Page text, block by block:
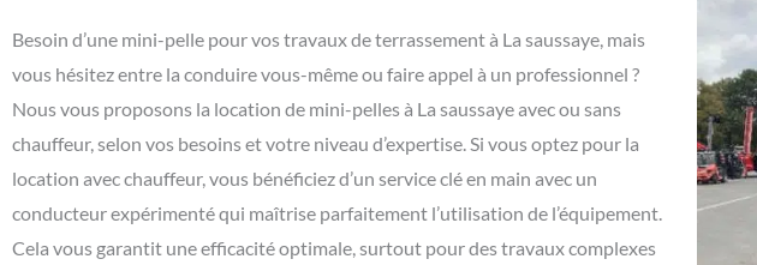
Besoin d’une mini-pelle pour vos travaux de terrassement à La saussaye, mais
vous hésitez entre la conduire vous-même ou faire appel à un professionnel ?
Nous vous proposons la location de mini-pelles à La saussaye avec ou sans
chauffeur, selon vos besoins et votre niveau d’expertise. Si vous optez pour la
location avec chauffeur, vous bénéficiez d’un service clé en main avec un
conducteur expérimenté qui maîtrise parfaitement l’utilisation de l’équipement.
Cela vous garantit une efficacité optimale, surtout pour des travaux complexes